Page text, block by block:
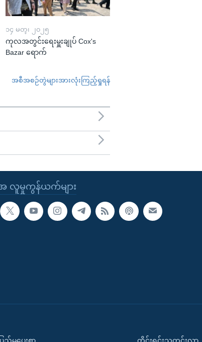
၁၄ မတ္၊ ၂၀၂၅
ကုလအတွင်းရေးမှူးချုပ် Cox's
Bazar ရောက်
အစီအစဉ်တွဲများအားလုံးကြည့်ရှုရန်
လူမှုကွန်ယက်များ
ြည်မှပေးစာ တိုင်းရင်းသတင်းလွှာ